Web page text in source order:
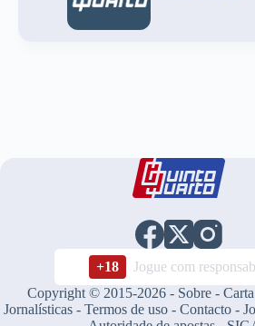
+18
Jogue com
Copyright © 2015-2026 - Sobre -
Jornalísticas- Termos de uso- Contacto-